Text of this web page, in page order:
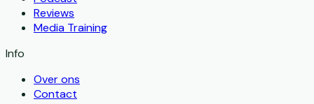
Reviews
Media Training
Info
Over ons
Contact